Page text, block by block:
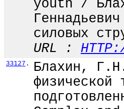
youth /
силовых
URL :
33127 .
Блахин,
физической